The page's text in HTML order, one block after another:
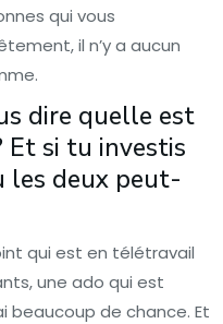
qui vous
il n’y a aucun
dire quelle est
si tu investis
les deux peut-
qui est en télétravail
une ado qui est
beaucoup de chance. Et